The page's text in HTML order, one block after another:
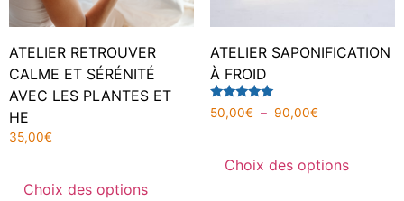
ATELIER RETROUVER
CALME ET SÉRÉNITÉ
AVEC LES PLANTES ET
HE
35,00€
Choix des options
ATELIER SAPONIFICATION
À FROID
Note
5.00
50,00€ – 90,00€
Choix des options